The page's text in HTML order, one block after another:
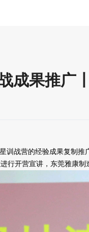
成果推广
训战营的经验成果复制
行开营宣讲，东莞雅康